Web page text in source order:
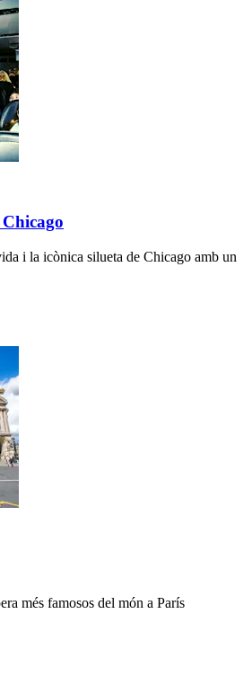
i la icònica silueta de Chicago amb un
més famosos del món a París